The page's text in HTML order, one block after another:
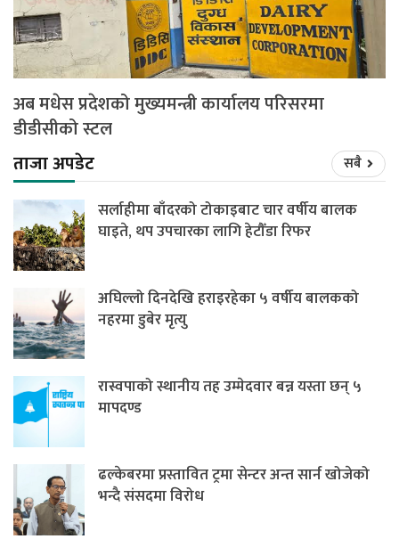
अब मधेस प्रदेशको मुख्यमन्त्री कार्यालय परिसरमा
डीडीसीको स्टल
ताजा अपडेट
सबै
सर्लाहीमा बाँदरको टोकाइबाट चार वर्षीय बालक
घाइते, थप उपचारका लागि हेटौँडा रिफर
अघिल्लो दिनदेखि हराइरहेका ५ वर्षीय बालकको
नहरमा डुबेर मृत्यु
रास्वपाको स्थानीय तह उम्मेदवार बन्न यस्ता छन् ५
मापदण्ड
ढल्केबरमा प्रस्तावित ट्रमा सेन्टर अन्त सार्न खोजेको
भन्दै संसदमा विरोध